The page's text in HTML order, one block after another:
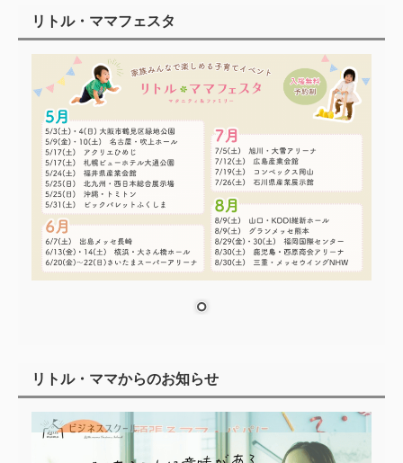
リトル・ママフェスタ
リトル・ママからのお知らせ